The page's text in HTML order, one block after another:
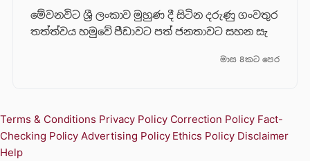
මේවනවිට ශ්‍රී ලංකාව මුහුණ දී සිටින දරුණු ගංවතුර
තත්ත්වය හමුවේ පීඩාවට පත් ජනතාවට සහන සැ
මාස 8කට පෙර
Terms & Conditions Privacy Policy Correction Policy Fact-
Checking Policy Advertising Policy Ethics Policy Disclaimer
Help